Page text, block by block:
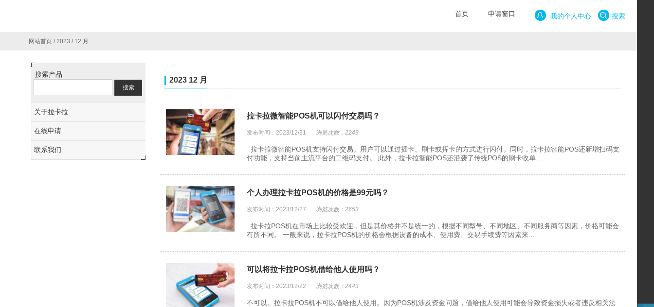
我的个人中心 搜索
首页 申请窗口
网站首页 /2023 / 12 月
搜索产品
关于拉卡拉
在线申请
联系我们
2023 12 月
拉卡拉微智能POS机可以闪付交易吗？
发布时间：2023/12/31 浏览次数：2243
拉卡拉微智能POS机支持闪付交易。用户可以通过插卡、刷卡或挥卡的方式进行闪付。同时，拉卡拉智能POS还新增扫码支
付功能，支持当前主流平台的二维码支付。 此外，拉卡拉智能POS还沿袭了传统POS的刷卡收单...
个人办理拉卡拉POS机的价格是99元吗？
发布时间：2023/12/27 浏览次数：2653
拉卡拉POS机在市场上比较受欢迎，但是其价格并不是统一的，根据不同型号、不同地区、不同服务商等因素，价格可能会
有所不同。 一般来说，拉卡拉POS机的价格会根据设备的成本、使用费、交易手续费等因素来...
可以将拉卡拉POS机借给他人使用吗？
发布时间：2023/12/22 浏览次数：2443
不可以。拉卡拉POS机不可以借给他人使用。因为POS机涉及资金问题，借给他人使用可能会导致资金损失或者违反相关法